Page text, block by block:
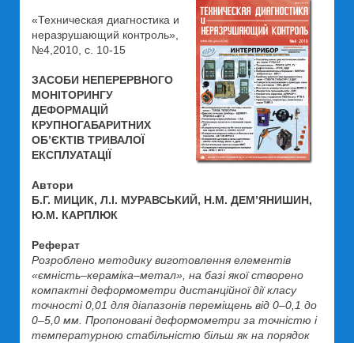
«Техническая диагностика и
неразрушающий контроль»,
№4,2010, c. 10-15
ЗАСОБИ НЕПЕРЕРВНОГО
МОНІТОРИНГУ
ДЕФОРМАЦІЙ
КРУПНОГАБАРИТНИХ
ОБ’ЄКТІВ ТРИВАЛОЇ
ЕКСПЛУАТАЦІЇ
Автори
Б.Г. МИЦИК, Л.І. МУРАВСЬКИЙ, Н.М. ДЕМ’ЯНИШИН,
Ю.М. КАРПЛЮК
Реферат
Розроблено методику виготовлення елементів
«ємність–кераміка–метал», на базі якої створено
компактні деформометри дистанційної дії класу
точності 0,01 для діапазонів переміщень від 0–0,1 до
0–5,0 мм. Пропоновані деформометри за точністю і
температурною стабільністю більш як на порядок